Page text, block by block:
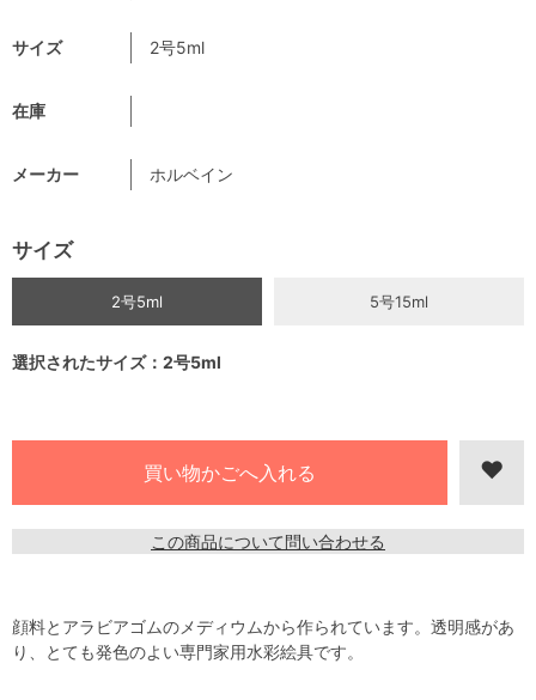
サイズ 2号5ml
在庫
メーカー ホルベイン
サイズ
2号5ml 5号15ml
選択されたサイズ：2号5ml
この商品について問い合わせる
顔料とアラビアゴムのメディウムから作られています。透明感があ
り、とても発色のよい専門家用水彩絵具です。